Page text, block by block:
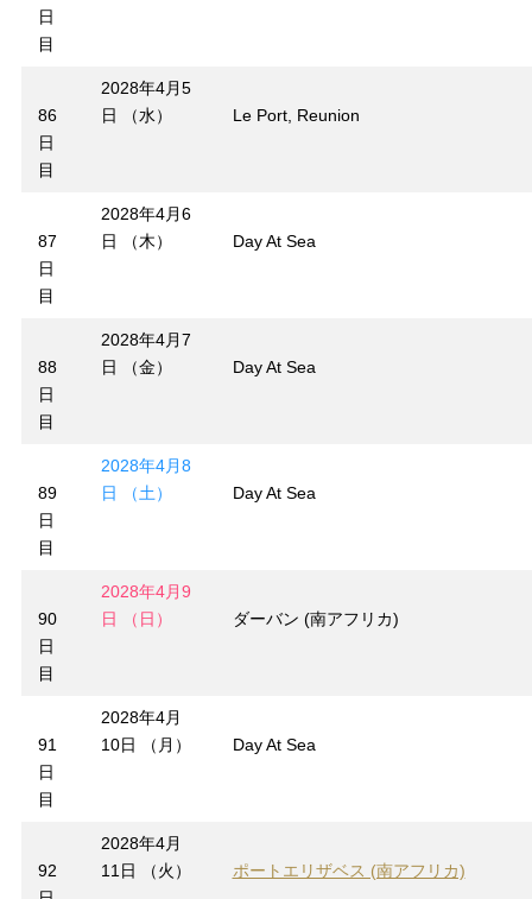
日
目
86
日
目
2028年4月5
日 （水）
Le Port, Reunion
87
日
目
2028年4月6
日 （木）
Day At Sea
88
日
目
2028年4月7
日 （金）
Day At Sea
89
日
目
2028年4月8
日 （土）
Day At Sea
90
日
目
2028年4月9
日 （日）
ダーバン (南アフリカ)
91
日
目
2028年4月
10日 （月）
Day At Sea
92
2028年4月
11日 （火）
ポートエリザベス (南アフリカ)